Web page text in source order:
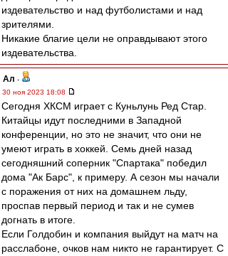
издевательство и над футболистами и над
зрителями.
Никакие благие цели не оправдывают этого
издевательства.
Ал -
30 ноя 2023 18:08
Сегодня ХКСМ играет с Куньлунь Ред Стар.
Китайцы идут последними в Западной
конференции, но это не значит, что они не
умеют играть в хоккей. Семь дней назад
сегодняшний соперник "Спартака" победил
дома "Ак Барс", к примеру. А сезон мы начали
с поражения от них на домашнем льду,
проспав первый период и так и не сумев
догнать в итоге.
Если Голдобин и компания выйдут на матч на
расслабоне, очков нам никто не гарантирует. С